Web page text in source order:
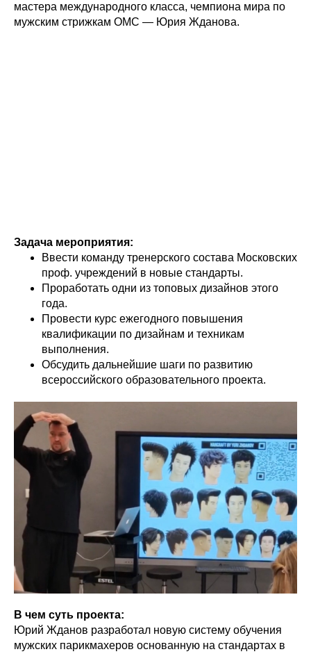
мастера международного класса, чемпиона мира по
мужским стрижкам ОМС — Юрия Жданова.
Задача мероприятия:
Ввести команду тренерского состава Московских
проф. учреждений в новые стандарты.
Проработать одни из топовых дизайнов этого
года.
Провести курс ежегодного повышения
квалификации по дизайнам и техникам
выполнения.
Обсудить дальнейшие шаги по развитию
всероссийского образовательного проекта.
В чем суть проекта:
Юрий Жданов разработал новую систему обучения
мужских парикмахеров основанную на стандартах в